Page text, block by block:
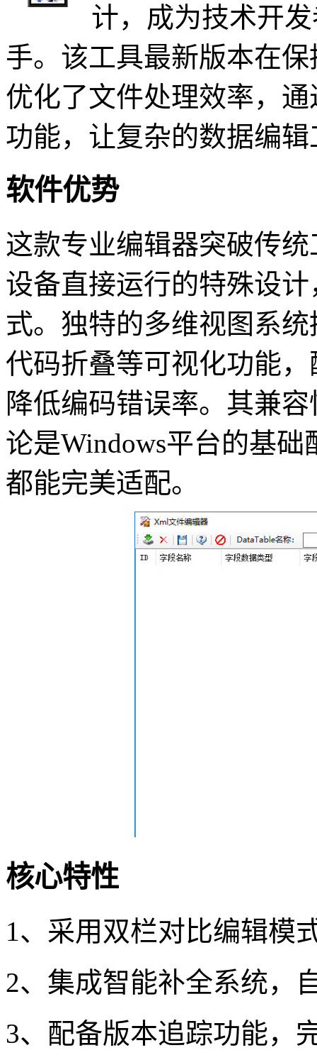
计，成为技术开
手。该工具最新版本在
优化了文件处理效率，
功能，让复杂的数据编
软件优势
这款专业编辑器突破传
设备直接运行的特殊设
式。独特的多维视图系
代码折叠等可视化功能
降低编码错误率。其兼
论是Windows平台的基
都能完美适配。
核心特性
1、采用双栏对比编辑模
2、集成智能补全系统，
3、配备版本追踪功能，